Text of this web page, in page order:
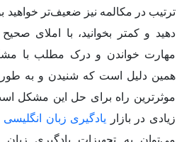
ترتیب در مکالمه نیز ضعیف‌تر
دهید و کمتر بخوانید، با املای
مهارت خواندن و درک مطلب با
همین دلیل است که شنیدن و به طور
موثرترین راه برای حل این مشکل
زیادی در بازار یادگیری زبان انگلیسی